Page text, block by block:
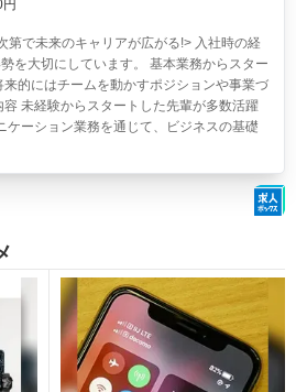
第で未来のキャリアが広がる!> 入社時の経
を大切にしています。 基本業務からスター
来的にはチームを動かすポジションや事業づ
未経験からスタートした先輩が多数活躍
ケーション業務を通じて、ビジネスの基礎